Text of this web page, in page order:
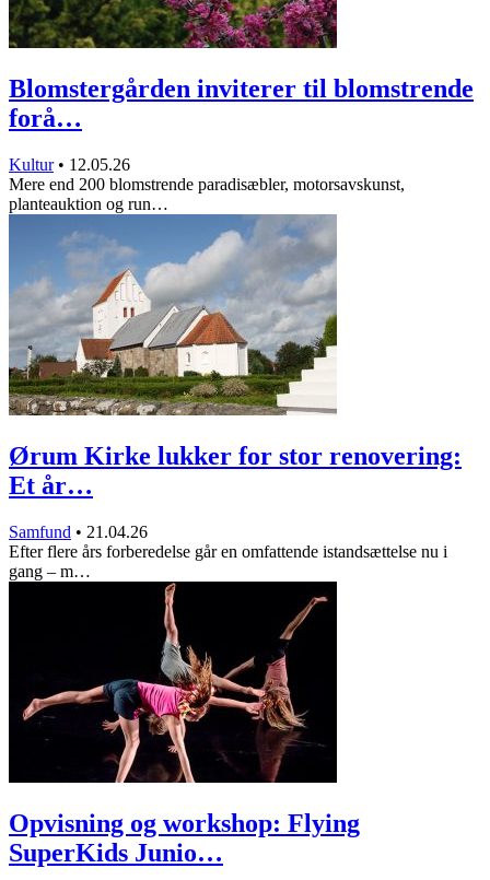
Blomstergården inviterer til blomstrende
forå…
Kultur • 12.05.26
Mere end 200 blomstrende paradisæbler, motorsavskunst,
planteauktion og run…
Ørum Kirke lukker for stor renovering:
Et år…
Samfund • 21.04.26
Efter flere års forberedelse går en omfattende istandsættelse nu i
gang – m…
Opvisning og workshop: Flying
SuperKids Junio…